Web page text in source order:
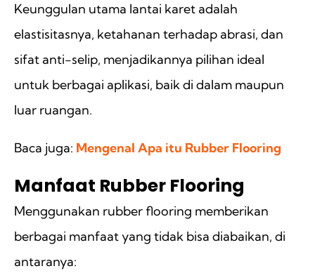
Keunggulan utama lantai karet adalah
elastisitasnya, ketahanan terhadap abrasi, dan
sifat anti-selip, menjadikannya pilihan ideal
untuk berbagai aplikasi, baik di dalam maupun
luar ruangan.
Baca juga: Mengenal Apa itu Rubber Flooring
Manfaat Rubber Flooring
Menggunakan rubber flooring memberikan
berbagai manfaat yang tidak bisa diabaikan, di
antaranya: